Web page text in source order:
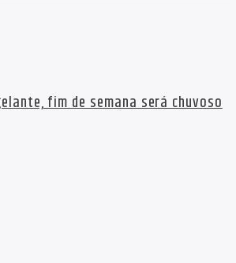
fim de semana será chuvoso